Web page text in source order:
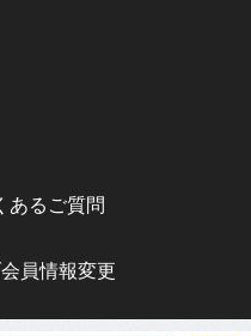
あるご質問
員情報変更